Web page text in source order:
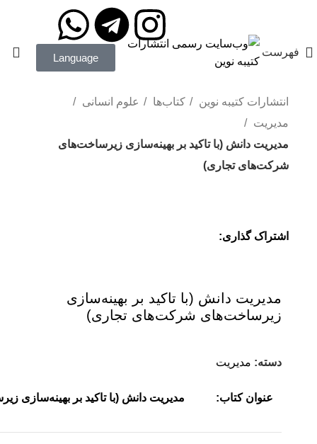
فهرست Language
انتشارات کتیبه نوین کتاب‌ها
علوم انسانی
مدیریت
مدیریت دانش (با تاکید بر بهینه‌سازی زیرساخت‌های
شرکت‌های تجاری)
اشتراک گذاری:
مدیریت دانش (با تاکید بر بهینه‌سازی
زیرساخت‌های شرکت‌های تجاری)
دسته: مدیریت
عنوان کتاب: مدیریت دانش (با تاکید بر